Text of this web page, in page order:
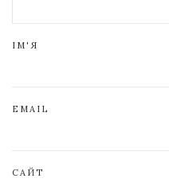
ІМ'Я
EMAIL
САЙТ